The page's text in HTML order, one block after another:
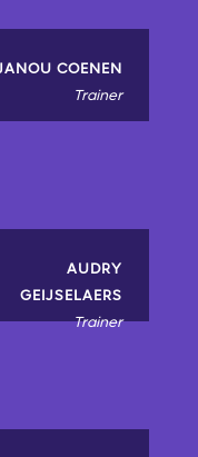
COENEN
Trainer
AUDRY
GEIJSELAERS
Trainer